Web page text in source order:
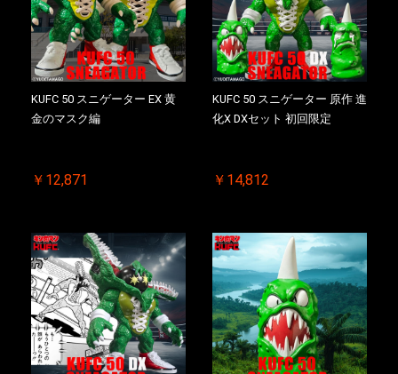
KUFC 50 スニゲーター EX 黄
金のマスク編
￥12,871
KUFC 50 スニゲーター 原作 進
化X DXセット 初回限定
￥14,812